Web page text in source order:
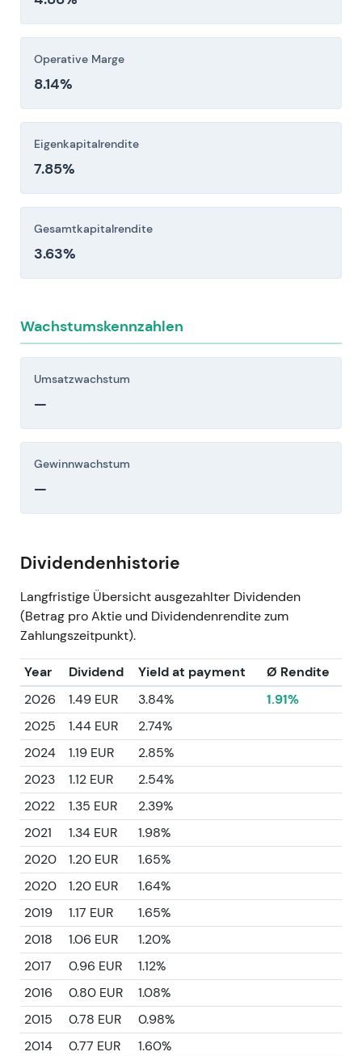
Wechselkursauswirkungen auf die Bilanzierung.
Operative Marge
8.14%
Eigenkapitalrendite
7.85%
Gesamtkapitalrendite
3.63%
Wachstumskennzahlen
Umsatzwachstum
—
Gewinnwachstum
—
Dividendenhistorie
Langfristige Übersicht ausgezahlter Dividenden
(Betrag pro Aktie und Dividendenrendite zum
Zahlungszeitpunkt).
Year Dividend Yield at payment
Ø Rendite
2026
1.49 EUR 3.84%
1.91%
2025
1.44 EUR
2.74%
2024
1.19 EUR
2.85%
2023
1.12 EUR
2.54%
2022
1.35 EUR
2.39%
2021
1.34 EUR
1.98%
2020
1.20 EUR
1.65%
2020
1.20 EUR
1.64%
2019
1.17 EUR
1.65%
2018
1.06 EUR
1.20%
2017
0.96 EUR
1.12%
2016
0.80 EUR
1.08%
2015
0.78 EUR
0.98%
2014
0.77 EUR
1.60%